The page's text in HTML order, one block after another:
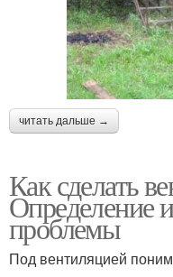
читать дальше →
Как сделать
Определение
проблемы
Под вентиляцией